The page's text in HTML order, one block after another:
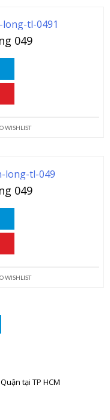
049
WISHLIST
049
WISHLIST
tại TP HCM